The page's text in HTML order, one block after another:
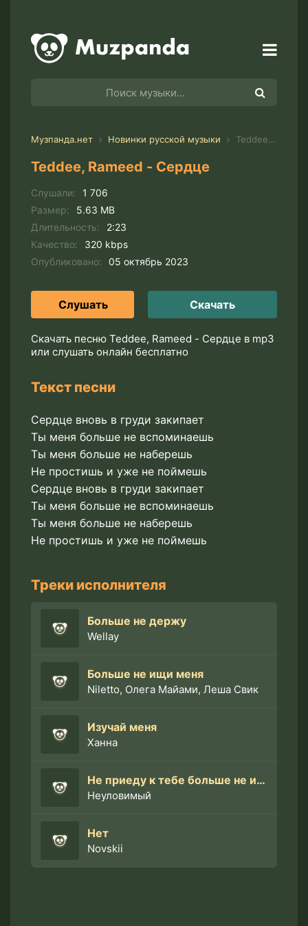
Музпанда.нет Новинки русской музыки Teddee, Rameed - Сердце
Teddee, Rameed - Сердце
Слушали:
1 706
Размер:
5.63 MB
Длительность:
2:23
Качество:
320 kbps
Опубликовано:
05 октябрь 2023
Слушать Скачать
Скачать песню Teddee, Rameed - Сердце в mp3
или слушать онлайн бесплатно
Текст песни
Сердце вновь в груди закипает
Ты меня больше не вспоминаешь
Ты меня больше не наберешь
Не простишь и уже не поймешь
Сердце вновь в груди закипает
Ты меня больше не вспоминаешь
Ты меня больше не наберешь
Не простишь и уже не поймешь
Треки исполнителя
Больше не держу
Wellay
Больше не ищи меня
Niletto, Олега Майами, Леша Свик
Изучай меня
Ханна
Не приеду к тебе больше не ищи меня в сети
Неуловимый
Нет
Novskii